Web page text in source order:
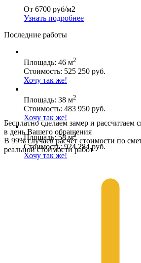
От 6700 руб/м2
Узнать подробнее
Последние работы
Площадь: 46 м2
Стоимость: 525 250 руб.
Хочу так же!
Площадь: 38 м2
Стоимость: 483 950 руб.
Хочу так же!
Площадь: 58 м2
Стоимость: 924 284 руб.
Хочу так же!
Бесплатно сделаем замер и рассчитаем
в день Вашего обращения
В 99% случаев расчёт стоимости по
реальной стоимости работ